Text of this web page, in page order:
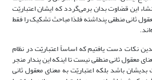
این قضاوت بدان برمی‌گردد که ایشان اعتباریّت
ثانی منطقی پنداشته فلذا مباحث تشکیک را فقط
نکات دست یافتیم که اساساً اعتباریّت در نظام
معقول ثانی منطقی نیست تا اینکه این پندار منجر
باشد بلکه اعتباریّت به معنای معقول ثانی